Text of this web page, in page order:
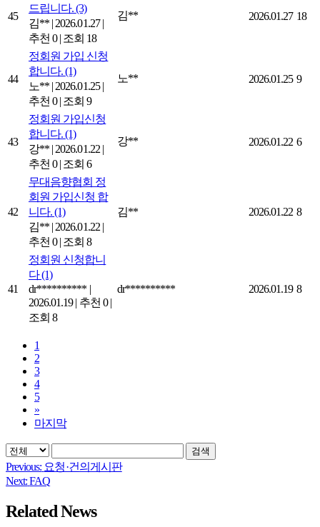
45
드립니다.(3)
김** | 2026.01.27 |
추천 0 | 조회 18
김** 2026.01.27 18
44
정회원 가입 신청
합니다.(1)
노** | 2026.01.25 |
추천 0 | 조회 9
노** 2026.01.25 9
43
정회원 가입신청
합니다.(1)
강** | 2026.01.22 |
추천 0 | 조회 6
강** 2026.01.22 6
42
무대음향협회 정
회원 가입신청 합
니다.(1)
김** | 2026.01.22 |
추천 0 | 조회 8
김** 2026.01.22 8
41
정회원 신청합니
다(1)
dr********** |
2026.01.19 | 추천 0 |
조회 8
dr********** 2026.01.19 8
1
2
3
4
5
»
마지막
검색
글
색
Previous: 요청·건의게시판
Next:FAQ
Related News